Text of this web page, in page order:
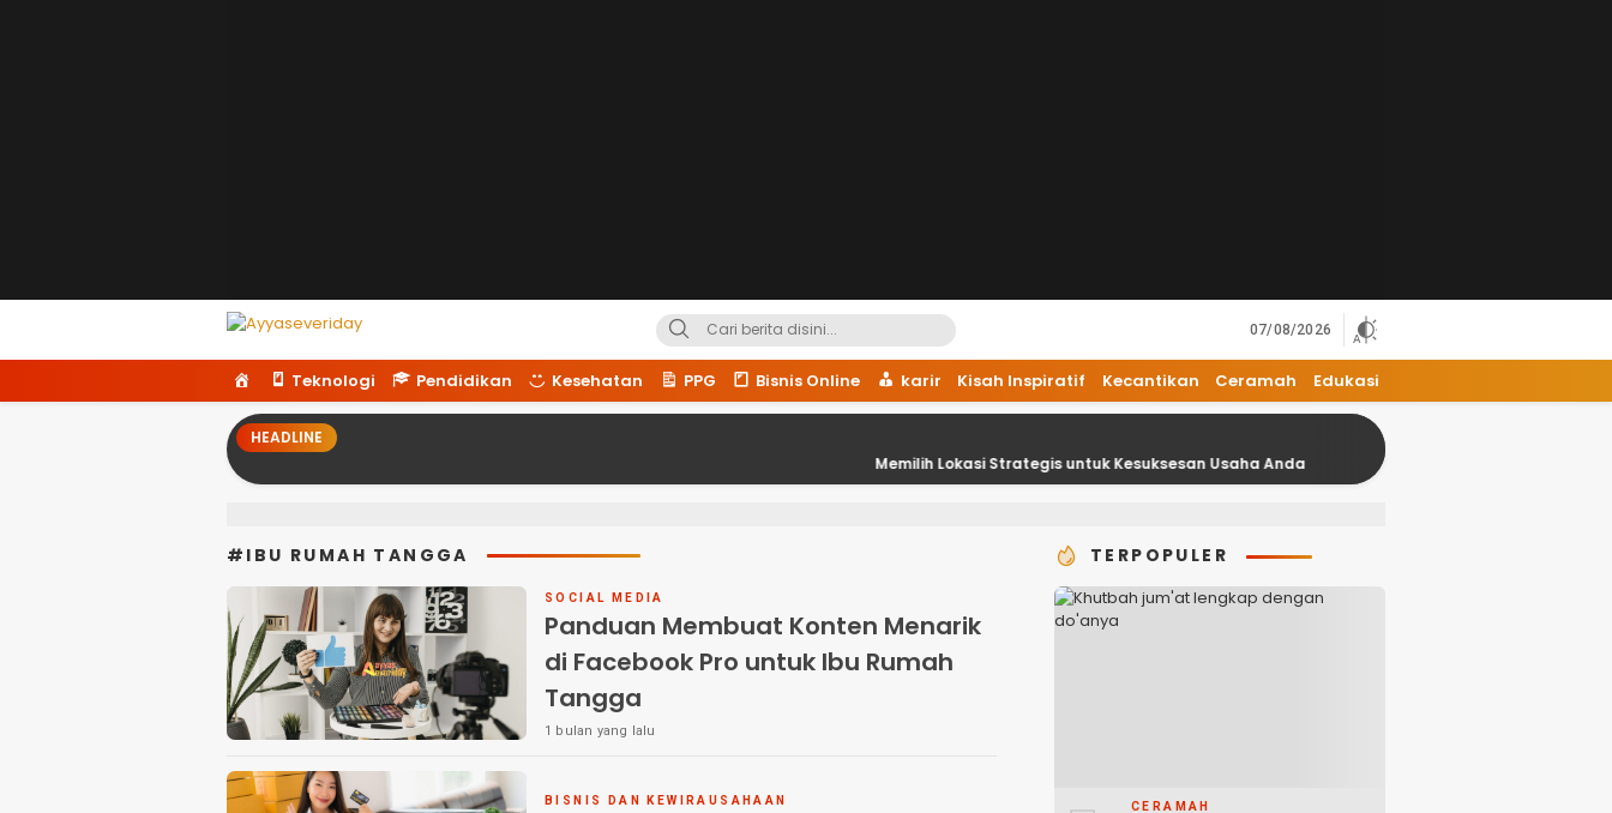
Ayyaseveriday
Beragam Informasi Hari Ini
07/08/2026
o
m
e
Teknologi Pendidikan Kesehatan PPG Bisnis Online karir Kisah Inspiratif Kecantikan Ceramah Edukasi
HEADLINE
Memilih Lokasi Strategis untuk Kesuksesan Usaha Anda
18 Kesalahan Umum dalam Bisnis
#IBU RUMAH TANGGA
SOCIAL MEDIA
Panduan Membuat Konten Menarik
di Facebook Pro untuk Ibu Rumah
Tangga
1 bulan yang lalu
BISNIS DAN KEWIRAUSAHAAN
TERPOPULER
CERAMAH